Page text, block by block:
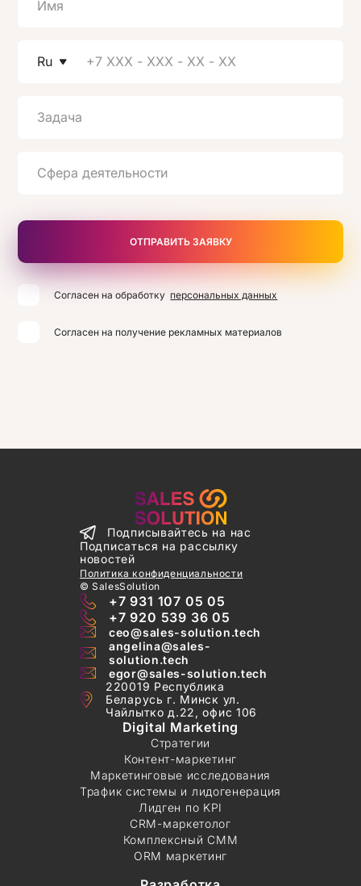
Ru
ОТПРАВИТЬ ЗАЯВКУ
Согласен на обработку персональных данных
Согласен на получение рекламных материалов
Digital Marketing
Стратегии
Контент-маркетинг
Маркетинговые исследования
Трафик системы и лидогенерация
Лидген по KPI
CRM-маркетолог
Комплексный СММ
ORM маркетинг
+7 931 107 05 05
+7 920 539 36 05
ceo@sales-solution.tech
angelina@sales-
solution.tech
egor@sales-solution.tech
220019 Республика
Беларусь г. Минск ул.
Чайлытко д.22, офис 106
Подписывайтесь на нас
Подписаться на рассылку
новостей
Политика конфиденциальности
©️ SalesSolution